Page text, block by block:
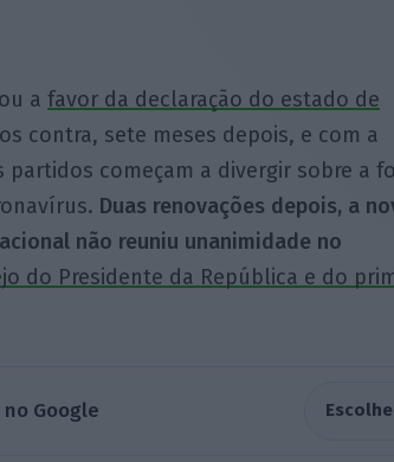
a favor da declaração do estado de
contra, sete meses depois, e com a
começam a divergir sobre a
Duas renovações depois, a
não reuniu unanimidade no
do Presidente da República e do
Google